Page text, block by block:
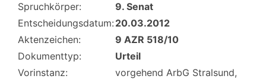
Spruchkörper:
9. Senat
Entscheidungsdatum: 20.03.2012
Aktenzeichen:
9 AZR 518/10
Dokumenttyp:
Urteil
Vorinstanz:
vorgehend ArbG Stralsund,